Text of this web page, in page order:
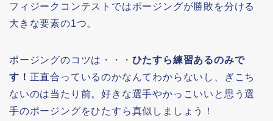
フィジークコンテストではポージングが勝敗を分ける
大きな要素の1つ。
ポージングのコツは・・・ ひたすら練習あるのみで
す！ 正直合っているのかなんてわからないし、ぎこち
ないのは当たり前。好きな選手やかっこいいと思う選
手のポージングをひたすら真似しましょう！